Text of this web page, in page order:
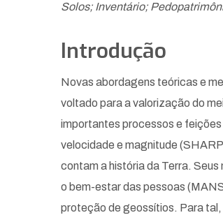
Solos; Inventário;
Introdução
Novas abordagens teóricas e
voltado para a valorização do
importantes processos e
velocidade e magnitude
contam a história da Terra. Seus
o bem-estar das pessoas
proteção de geossítios. Para